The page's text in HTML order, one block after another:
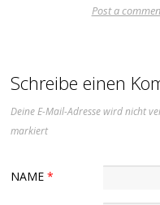
Post a
Schreibe einen
Deine E-Mail-Adresse wird nicht
markiert
NAME*